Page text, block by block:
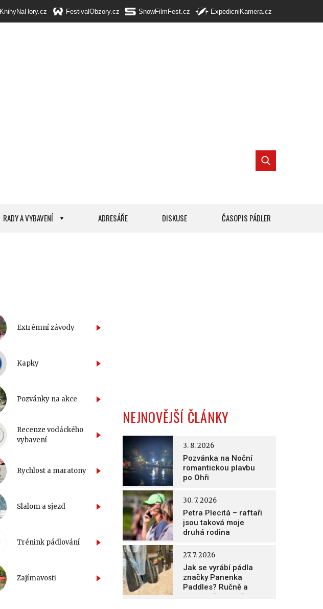
KnihyNaHory.cz FestivalObzory.cz SnowFilmFest.cz ExpedicniKamera.cz
RADY A VYBAVENÍ ADRESÁŘE DISKUSE ČASOPIS PÁDLER
Extrémní závody
Kapky
Pozvánky na akce
Recenze vodáckého
vybavení
Rychlost a maratony
Slalom a sjezd
Trénink pádlování
Zajímavosti
NEJNOVĚJŠÍ ČLÁNKY
Pozvánka na Noční
romantickou plavbu
po Ohři
3. 8. 2026
Petra Plecitá – raftaři
jsou taková moje
druhá rodina
30. 7. 2026
Jak se vyrábí pádla
značky Panenka
Paddles? Ručně a
nesmírně poctivě!
27. 7. 2026